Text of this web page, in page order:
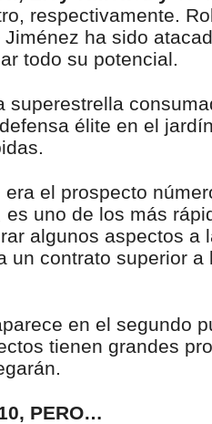
respectivamente.
ha sido
todo su potencial.
superestrella
élite en el
era el prospecto
uno de los más
algunos aspectos a
un contrato superior a
en el segundo
tienen grandes
PERO…